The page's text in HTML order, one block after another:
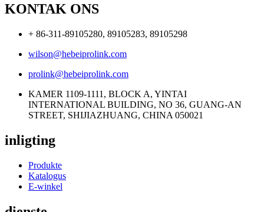
KONTAK ONS
+ 86-311-89105280, 89105283, 89105298
wilson@hebeiprolink.com
prolink@hebeiprolink.com
KAMER 1109-1111, BLOCK A, YINTAI
INTERNATIONAL BUILDING, NO 36, GUANG-AN
STREET, SHIJIAZHUANG, CHINA 050021
inligting
Produkte
Katalogus
E-winkel